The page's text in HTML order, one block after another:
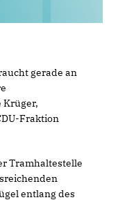
gerade an
Krüger,
Fraktion
Tramhaltestelle
entlang des